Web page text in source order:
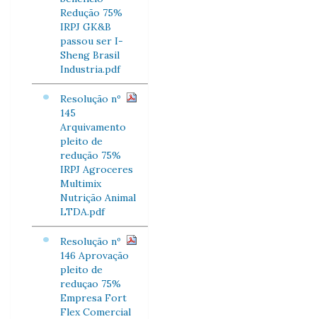
Redução 75%
IRPJ GK&B
passou ser I-
Sheng Brasil
Industria.pdf
Resolução nº
145
Arquivamento
pleito de
redução 75%
IRPJ Agroceres
Multimix
Nutrição Animal
LTDA.pdf
Resolução nº
146 Aprovação
pleito de
reduçao 75%
Empresa Fort
Flex Comercial